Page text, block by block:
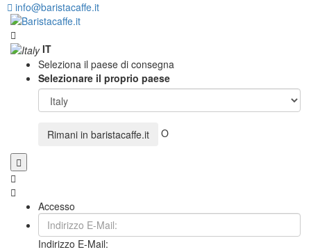
info@baristacaffe.it
IT
Seleziona il paese di consegna
Selezionare il proprio paese
Rimani in baristacaffe.it O
Accesso
Indirizzo E-Mail: